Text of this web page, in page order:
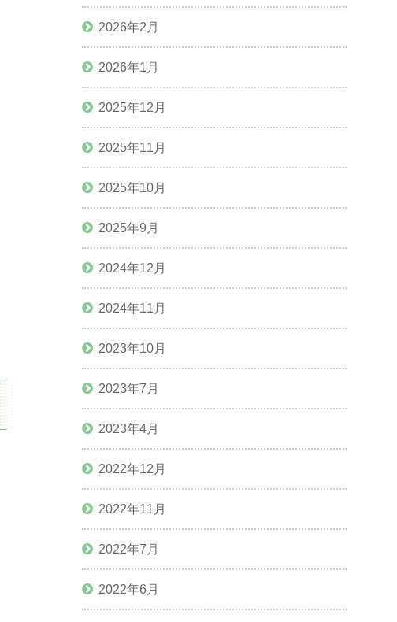
2026年2月
2026年1月
2025年12月
2025年11月
2025年10月
2025年9月
2024年12月
2024年11月
2023年10月
2023年7月
2023年4月
2022年12月
2022年11月
2022年7月
2022年6月